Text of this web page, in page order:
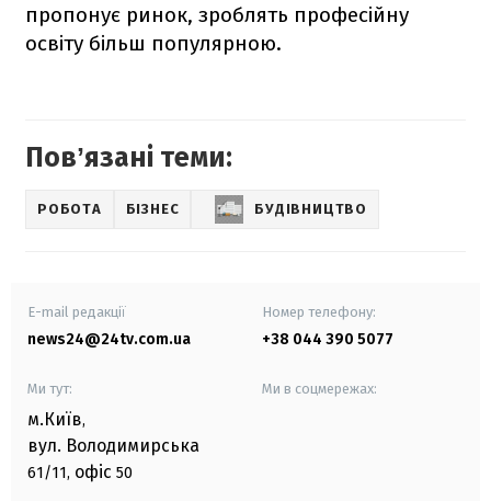
пропонує ринок, зроблять професійну
освіту більш популярною.
Повʼязані теми:
РОБОТА БІЗНЕС БУДІВНИЦТВО
E-mail редакції
news24@24tv.com.ua
Номер телефону:
+38 044 390 5077
Ми тут:
м.Київ,
вул. Володимирська
61/11, офіс 50
Ми в соцмережах: